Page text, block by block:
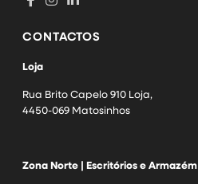
CONTACTOS
Loja
Rua Brito Capelo 910 Loja,
4450-069 Matosinhos
Zona Norte | Escritórios e Armazém